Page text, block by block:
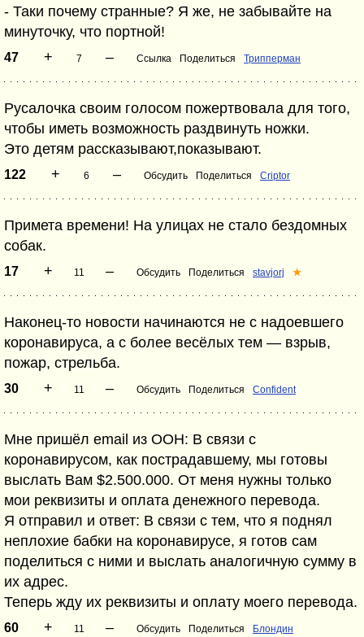
- Таки почему странные? Я же, не забывайте на
минуточку, что портной!
47 + 7 – Ссылка Поделиться Трипперман
Русалочка своим голосом пожертвовала для того,
чтобы иметь возможность раздвинуть ножки.
Это детям рассказывают,показывают.
122 + 6 – Обсудить Поделиться Criptor
Примета времени! На улицах не стало бездомных
собак.
17 + 11 – Обсудить Поделиться stavjorj ★
Наконец-то новости начинаются не с надоевшего
коронавируса, а с более весёлых тем — взрыв,
пожар, стрельба.
30 + 11 – Обсудить Поделиться Confident
Мне пришёл email из ООН: В связи с
коронавирусом, как пострадавшему, мы готовы
выслать Вам $2.500.000. От меня нужны только
мои реквизиты и оплата денежного перевода.
Я отправил и ответ: В связи с тем, что я поднял
неплохие бабки на коронавирусе, я готов сам
поделиться с ними и выслать аналогичную сумму в
их адрес.
Теперь жду их реквизиты и оплату моего перевода.
60 + 11 – Обсудить Поделиться Блондин